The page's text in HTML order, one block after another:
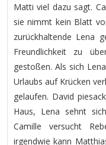
Matti viel dazu sagt.
sie nimmt kein Blatt
zurückhaltende Lena
Freundlichkeit zu
gestoßen. Als sich
Urlaubs auf Krücken
gelaufen. David
Haus, Lena sehnt
Camille versucht
irgendwie kann